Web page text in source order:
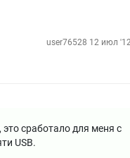
user76528 12 июл
сработало для меня с
USB.